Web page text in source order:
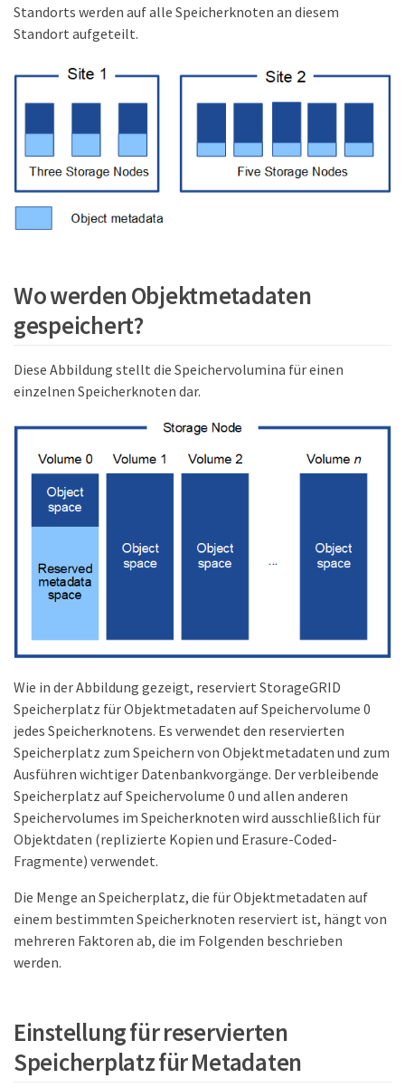
Standorts werden auf alle Speicherknoten an diesem
Standort aufgeteilt.
Wo werden Objektmetadaten
gespeichert?
Diese Abbildung stellt die Speichervolumina für einen
einzelnen Speicherknoten dar.
Wie in der Abbildung gezeigt, reserviert StorageGRID
Speicherplatz für Objektmetadaten auf Speichervolume 0
jedes Speicherknotens. Es verwendet den reservierten
Speicherplatz zum Speichern von Objektmetadaten und zum
Ausführen wichtiger Datenbankvorgänge. Der verbleibende
Speicherplatz auf Speichervolume 0 und allen anderen
Speichervolumes im Speicherknoten wird ausschließlich für
Objektdaten (replizierte Kopien und Erasure-Coded-
Fragmente) verwendet.
Die Menge an Speicherplatz, die für Objektmetadaten auf
einem bestimmten Speicherknoten reserviert ist, hängt von
mehreren Faktoren ab, die im Folgenden beschrieben
werden.
Einstellung für reservierten
Speicherplatz für Metadaten